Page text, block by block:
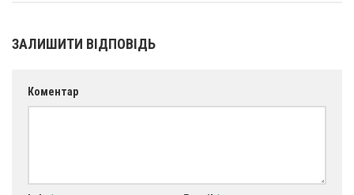
ЗАЛИШИТИ ВІДПОВІДЬ
Коментар